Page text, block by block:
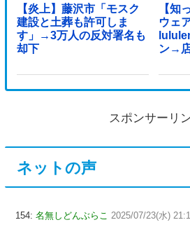
【炎上】藤沢市「モスク
建設と土葬も許可しま
す」→3万人の反対署名も
却下
【知
ウェ
ン→
スポンサーリ
ネットの声
154: 名無しどんぶらこ 2025/07/23(水)